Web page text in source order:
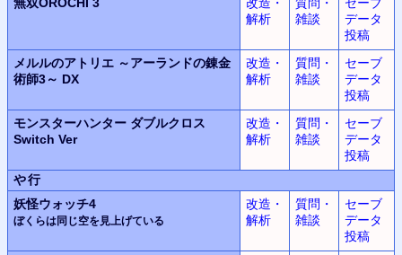
解析
雑談
データ
投稿
メルルのアトリエ ～アーランドの錬金
術師3～ DX
改造・
解析
質問・
雑談
セーブ
データ
投稿
モンスターハンター ダブルクロス
Switch Ver
改造・
解析
質問・
雑談
セーブ
データ
投稿
や行
妖怪ウォッチ4
ぼくらは同じ空を見上げている
改造・
解析
質問・
雑談
セーブ
データ
投稿